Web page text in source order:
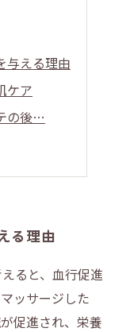
与える理由
ケア
の後…
る理由
ると、血行促進
ッサージした
促進され、栄養